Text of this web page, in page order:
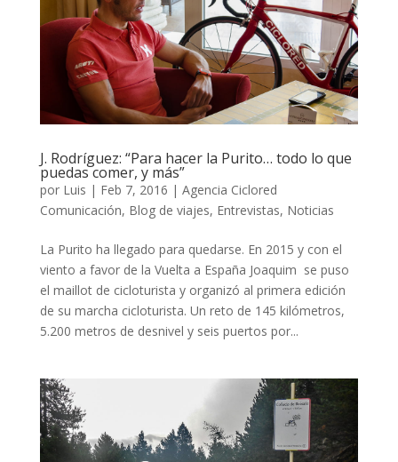
J. Rodríguez: “Para hacer la Purito… todo lo que
puedas comer, y más”
por Luis | Feb 7, 2016 | Agencia Ciclored
Comunicación, Blog de viajes, Entrevistas, Noticias
La Purito ha llegado para quedarse. En 2015 y con el
viento a favor de la Vuelta a España Joaquim se puso
el maillot de cicloturista y organizó al primera edición
de su marcha cicloturista. Un reto de 145 kilómetros,
5.200 metros de desnivel y seis puertos por...